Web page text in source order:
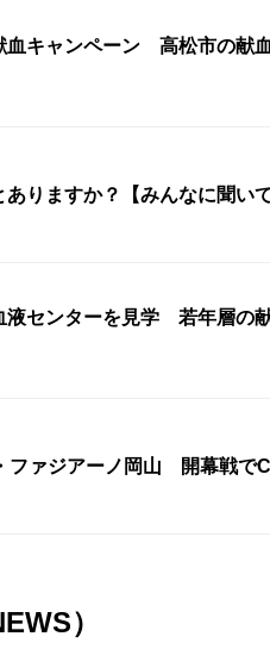
血キャンペーン 高松市の献
りますか？【みんなに聞いて
液センターを見学 若年層の
ファジアーノ岡山 開幕戦で
）